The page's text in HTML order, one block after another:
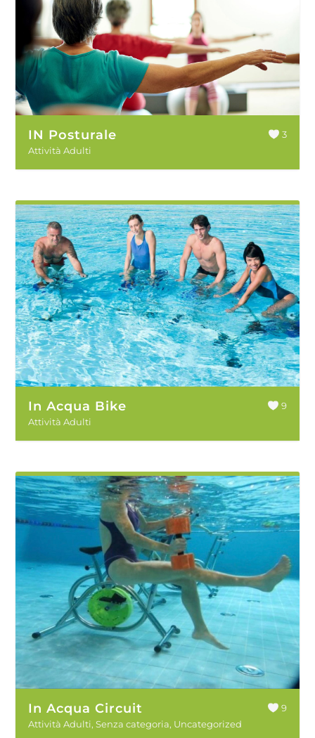
In Acqua Bike
Attività Adulti
9
In Acqua Circuit
Attività Adulti,Senza categoria, Uncategorized
9
IN Posturale
Attività Adulti
3